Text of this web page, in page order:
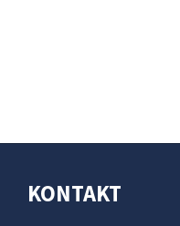
KONTAKT